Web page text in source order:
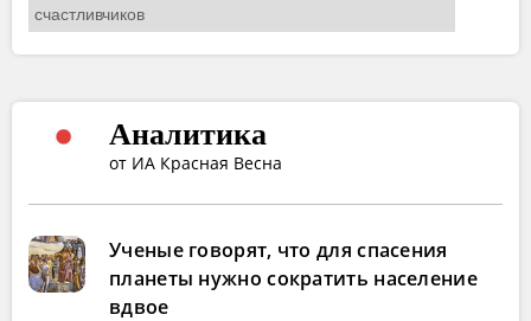
Аналитика
от ИА Красная Весна
Ученые говорят, что для спасения
планеты нужно сократить население
вдвое